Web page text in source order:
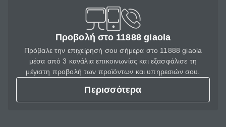
Προβολή στο 11888 giaola
Πρόβαλε την επιχείρησή σου σήμερα στο 11888 giaola
μέσα από 3 κανάλια επικοινωνίας και εξασφάλισε τη
μέγιστη προβολή των προϊόντων και υπηρεσιών σου.
Περισσότερα